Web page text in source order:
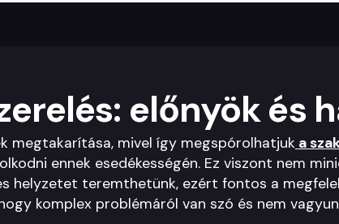
előnyök és
megtakarítása, mivel így megspórolhatjuk a
ennek esedékességén. Ez viszont nem
helyzetet teremthetünk, ezért fontos a
komplex problémáról van szó és nem